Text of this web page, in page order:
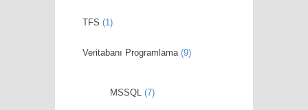
TFS (1)
Veritabanı Programlama (9)
MSSQL (7)